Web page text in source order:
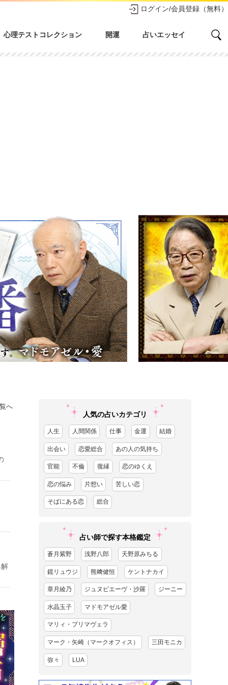
ログイン/会員登録（無料）
心理テストコレクション 開運 占いエッセイ
へ
人気の占いカテゴリ
人生 人間関係 仕事 金運 結婚
出会い 恋愛総合 あの人の気持ち
官能 不倫 復縁 恋のゆくえ
恋の悩み 片想い 苦しい恋
そばにある恋 総合
占い師で探す本格鑑定
蒼月紫野 浅野八郎 天野原みちる
鏡リュウジ 熊﨑健恒 ケントナカイ
章月綾乃 ジュヌビエーヴ・沙羅 ジーニー
水晶玉子 マドモアゼル愛
マリィ・プリマヴェラ
マーク・矢崎（マークオフィス） 三田モニカ
弥々 LUA